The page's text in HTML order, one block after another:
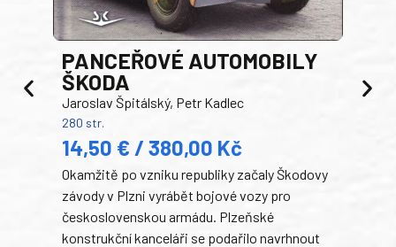
PANCEŘOVÉ AUTOMOBILY
ŠKODA
Jaroslav Špitálský, Petr Kadlec
280 str.
14,50 € / 380,00 Kč
Okamžitě po vzniku republiky začaly Škodovy
závody v Plzni vyrábět bojové vozy pro
československou armádu. Plzeňské
konstrukční kanceláři se podařilo navrhnout